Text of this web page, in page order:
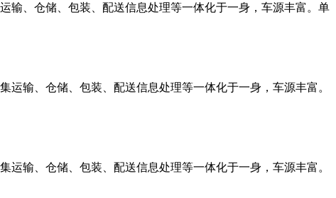
输、仓储、包装、配送信息处理等一体化于一身，车源丰富。单
输、仓储、包装、配送信息处理等一体化于一身，车源丰富。
输、仓储、包装、配送信息处理等一体化于一身，车源丰富。